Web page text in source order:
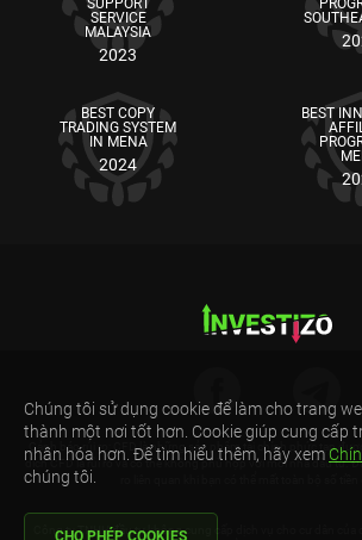
SUPPORT
SERVICE
MALAYSIA
2023
BEST COPY
TRADING SYSTEM
IN MENA
2024
BEST
Cảnh báo rủi ro: CFD là những sản phẩm tài chính phức tạp
dịch CFD là rủi ro và có thể không phù hợp với mọi nhà đầu tư.
Công ty TNHH đầu tư không cung cấp dịch vụ cho cư dân của
Chúng tôi sử dụng cookie để làm cho trang
thành một nơi tốt hơn. Cookie giúp cung cấp
nhân hóa hơn. Để tìm hiểu thêm, hãy xem
chúng tôi.
CHO PHÉP COOKIES